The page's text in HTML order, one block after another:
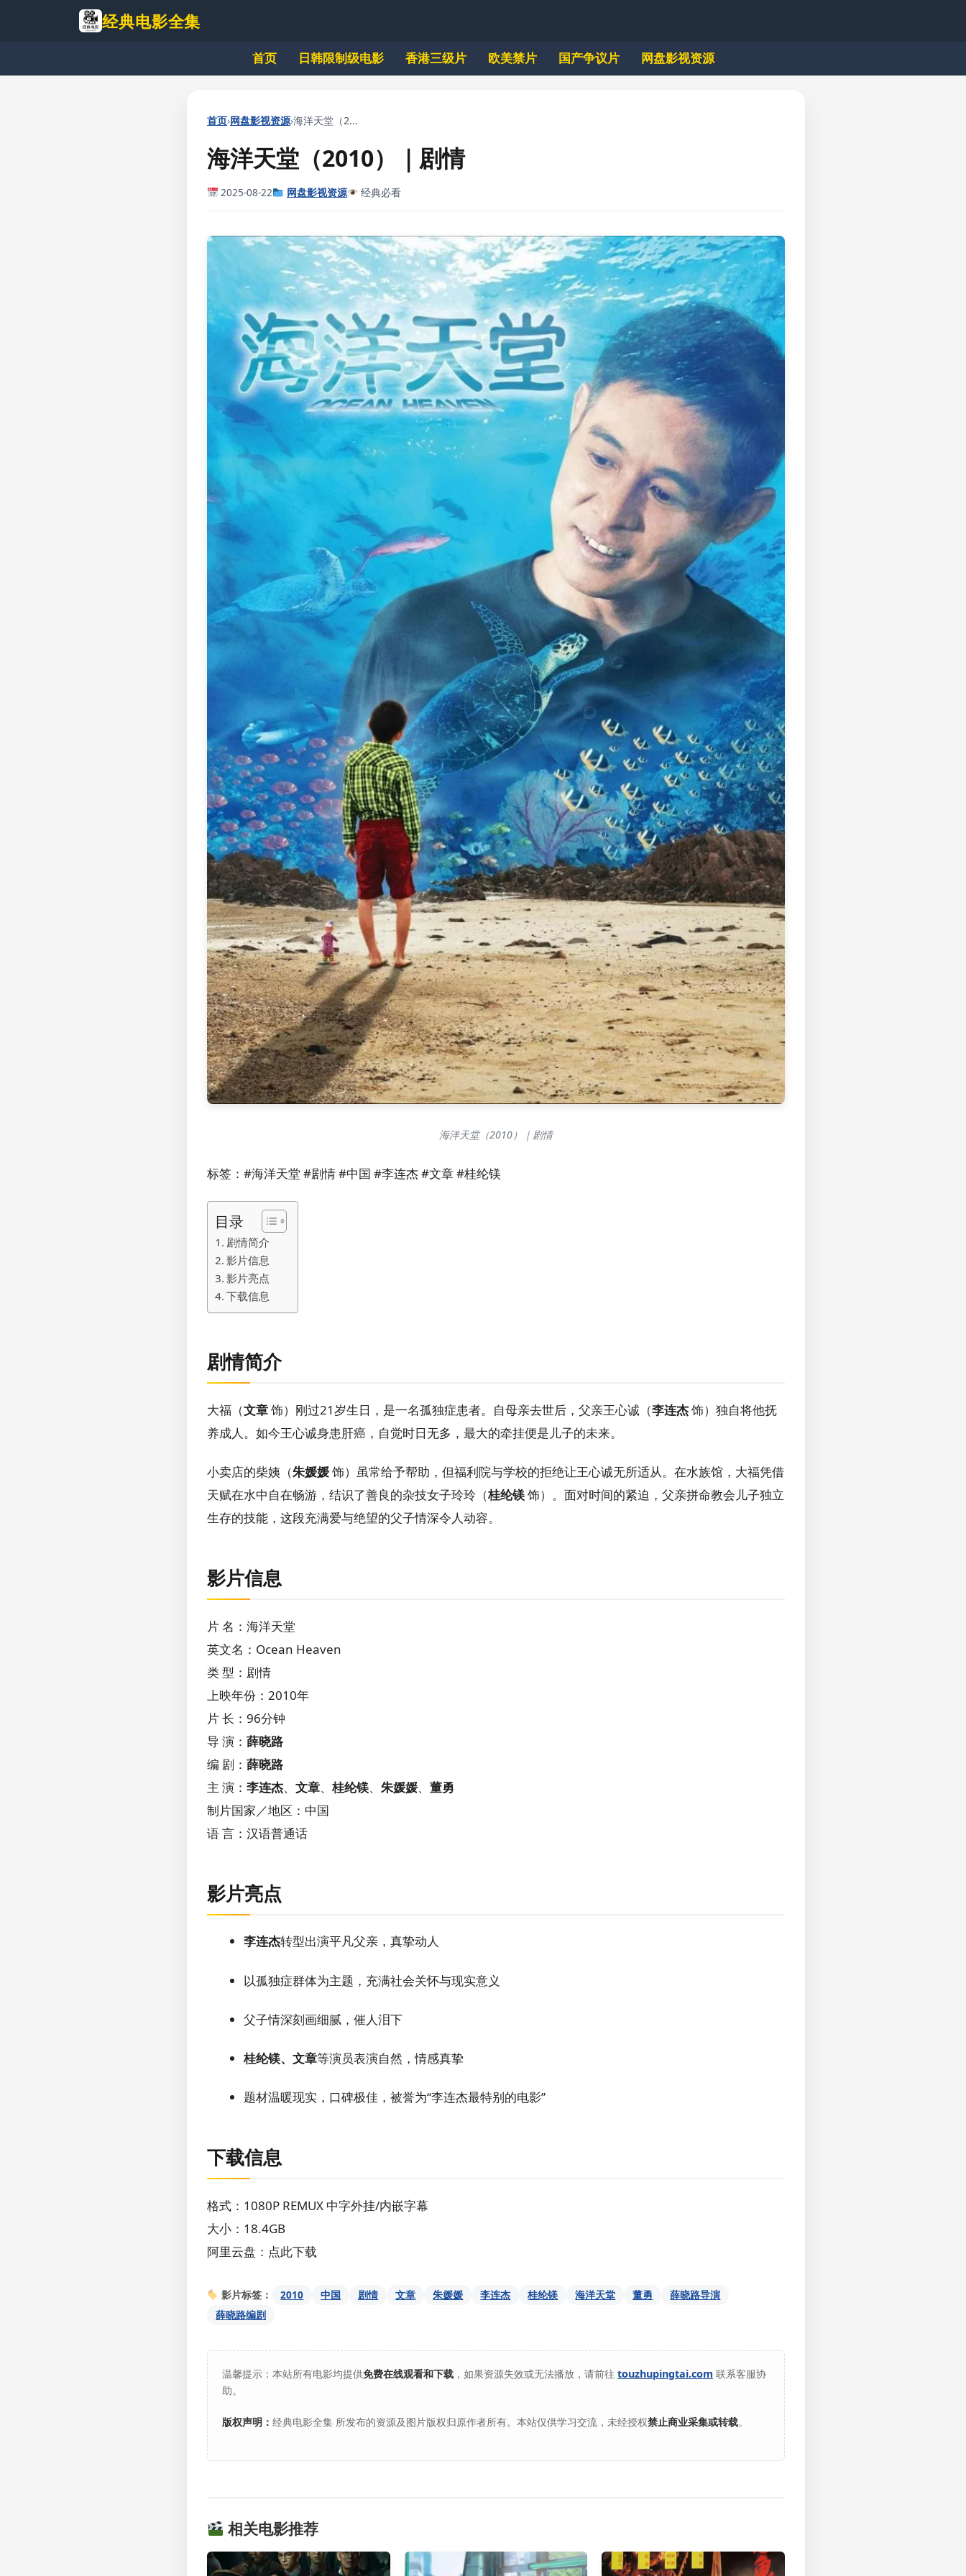
内
经典电影全集
首页 日韩限制级电影 香港三级片 欧美禁片 国产争议片 网盘影视资源
首页›网盘影视资源›海洋天堂（2...
海洋天堂（2010）｜剧情
2025-08-22 网盘影视资源 经典必看
海洋天堂（2010）｜剧情
标签：#海洋天堂 #剧情 #中国 #李连杰 #文章 #桂纶镁
目录
剧情简介
影片信息
影片亮点
下载信息
剧情简介
大福（文章饰）刚过21岁生日，是一名孤独症患者。自母亲去世后，父亲王心诚（李连杰饰）独自将他抚
养成人。如今王心诚身患肝癌，自觉时日无多，最大的牵挂便是儿子的未来。
小卖店的柴姨（朱媛媛饰）虽常给予帮助，但福利院与学校的拒绝让王心诚无所适从。在水族馆，大福凭借
天赋在水中自在畅游，结识了善良的杂技女子玲玲（桂纶镁饰）。面对时间的紧迫，父亲拼命教会儿子独立
生存的技能，这段充满爱与绝望的父子情深令人动容。
影片信息
片 名：海洋天堂
英文名：Ocean Heaven
类 型：剧情
上映年份：2010年
片 长：96分钟
导 演： 薛晓路
编 剧： 薛晓路
主 演： 李连杰、 文章、 桂纶镁、 朱媛媛、 董勇
制片国家／地区：中国
语 言：汉语普通话
影片亮点
李连杰转型出演平凡父亲，真挚动人
以孤独症群体为主题，充满社会关怀与现实意义
父子情深刻画细腻，催人泪下
桂纶镁、文章等演员表演自然，情感真挚
题材温暖现实，口碑极佳，被誉为“李连杰最特别的电影”
下载信息
格式：1080P REMUX 中字外挂/内嵌字幕
大小：18.4GB
阿里云盘：点此下载
影片标签： 2010 中国 剧情 文章 朱媛媛 李连杰 桂纶镁 海洋天堂 董勇
薛晓路导演
薛晓路编剧
温馨提示：本站所有电影均提供免费在线观看和下载 ，如果资源失效或无法播放，请前往 touzhupingtai.com 联系客服协
助。
版权声明： 经典电影全集 所发布的资源及图片版权归原作者所有。本站仅供学习交流，未经授权禁止商业采集或转载。
相关电影推荐